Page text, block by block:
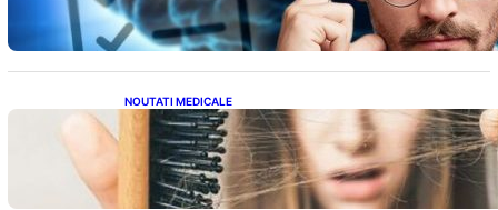
NOUTATI MEDICALE
Semnele unei deficiențe de proteine:
Impactul asupra sănătății tale